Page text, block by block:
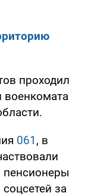
проходил
военкомата
061 , в
пенсионеры
за